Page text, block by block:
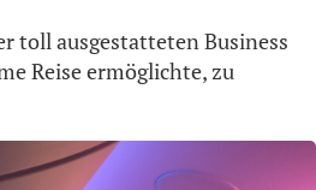
toll ausgestatteten Business
Reise ermöglichte, zu